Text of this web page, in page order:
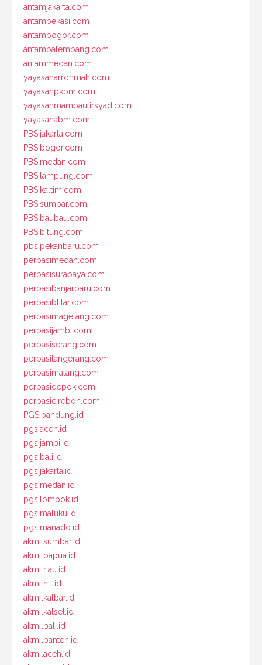
antamjakarta.com
antambekasi.com
antambogor.com
antampalembang.com
antammedan.com
yayasanarrohmah.com
yayasanpkbm.com
yayasanmambaulirsyad.com
yayasanabm.com
PBSIjakarta.com
PBSIbogor.com
PBSImedan.com
PBSIlampung.com
PBSIkaltim.com
PBSIsumbar.com
PBSIbaubau.com
PBSIbitung.com
pbsipekanbaru.com
perbasimedan.com
perbasisurabaya.com
perbasibanjarbaru.com
perbasiblitar.com
perbasimagelang.com
perbasijambi.com
perbasiserang.com
perbasitangerang.com
perbasimalang.com
perbasidepok.com
perbasicirebon.com
PGSIbandung.id
pgsiaceh.id
pgsijambi.id
pgsibali.id
pgsijakarta.id
pgsimedan.id
pgsilombok.id
pgsimaluku.id
pgsimanado.id
akmilsumbar.id
akmilpapua.id
akmilriau.id
akmilntt.id
akmilkalbar.id
akmilkalsel.id
akmilbali.id
akmilbanten.id
akmilaceh.id